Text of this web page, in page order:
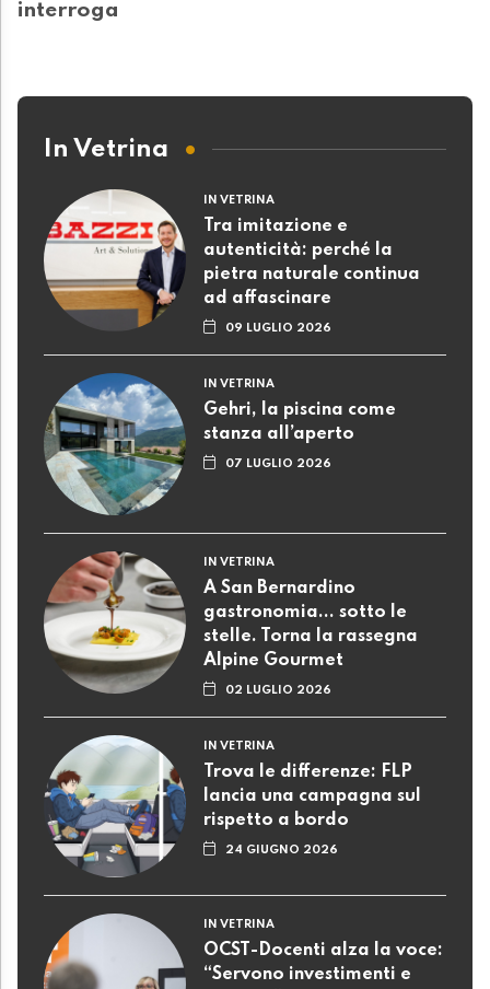
interroga
In Vetrina
IN VETRINA
Tra imitazione e
autenticità: perché la
pietra naturale continua
ad affascinare
09 LUGLIO 2026
IN VETRINA
Gehri, la piscina come
stanza all’aperto
07 LUGLIO 2026
IN VETRINA
A San Bernardino
gastronomia... sotto le
stelle. Torna la rassegna
Alpine Gourmet
02 LUGLIO 2026
IN VETRINA
Trova le differenze: FLP
lancia una campagna sul
rispetto a bordo
24 GIUGNO 2026
IN VETRINA
OCST-Docenti alza la voce:
“Servono investimenti e